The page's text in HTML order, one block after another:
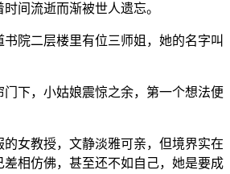
间流逝而渐被世人遗忘。
院二层楼里有位三师姐，她的名字叫
下，小姑娘震惊之余，第一个想法便
女教授，文静淡雅可亲，但境界实在
相仿佛，甚至还不如自己，她是要成